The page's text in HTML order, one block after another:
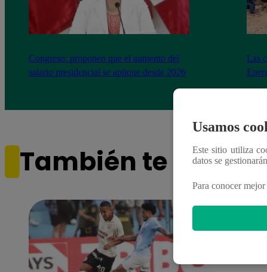
Congreso: proponen que el aumento del
salario presidencial se aplique desde 2026
Las
También te puede
Usamos
Este sitio utiliza
datos se
Para conocer